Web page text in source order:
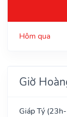
Hôm qua
Giờ
Giáp Tý